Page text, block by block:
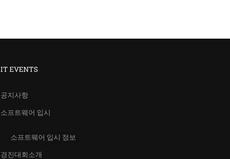
IT EVENTS
공지사항
소프트웨어 입시
소프트웨어 입시 정보
경진대회소개